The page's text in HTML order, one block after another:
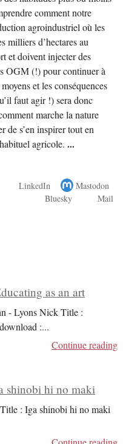
comment notre
agroindustriel où les
milliers d’hectares au
et doivent injecter des
OGM (!) pour continuer à
et les conséquences
faut agir !) sera donc
marche la nature
de s’en inspirer tout en
agricole. ...
LinkedIn
Mastodon
Bluesky
Mail
as an art
- Lyons Nick Title :
:...
Continue reading
shinobi hi no maki
: Iga shinobi hi no maki